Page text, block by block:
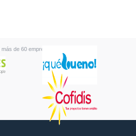
de 60 empresas financieras